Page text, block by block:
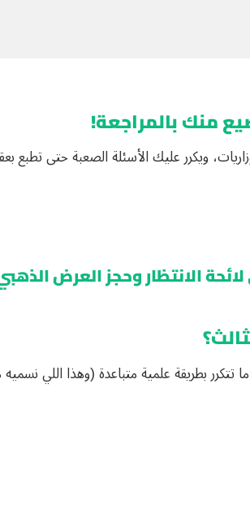
ويكرر عليك الأسئلة الصعبة حتى تطبع
بطريقة علمية متباعدة (وهذا اللي